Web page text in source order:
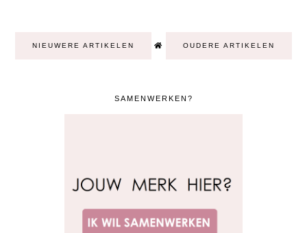
NIEUWERE ARTIKELEN OUDERE ARTIKELEN
SAMENWERKEN?